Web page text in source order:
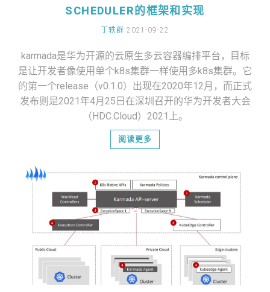
SCHEDULER的框架和实现
丁轶群 2021-09-22
karmada是华为开源的云原生多云容器编排平台，目标
是让开发者像使用单个k8s集群一样使用多k8s集群。它
的第一个release（v0.1.0）出现在2020年12月，而正式
发布则是2021年4月25日在深圳召开的华为开发者大会
（HDC.Cloud）2021上。
阅读更多
点击了解